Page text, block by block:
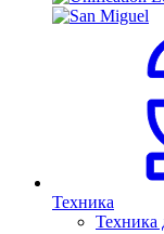
Техника
Техника